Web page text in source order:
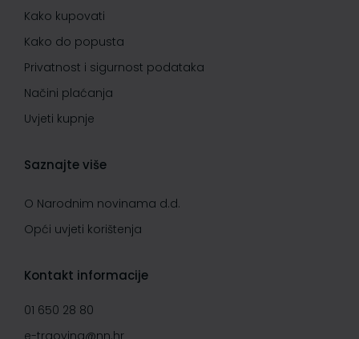
Kako kupovati
Kako do popusta
Privatnost i sigurnost podataka
Načini plaćanja
Uvjeti kupnje
Saznajte više
O Narodnim novinama d.d.
Opći uvjeti korištenja
Kontakt informacije
01 650 28 80